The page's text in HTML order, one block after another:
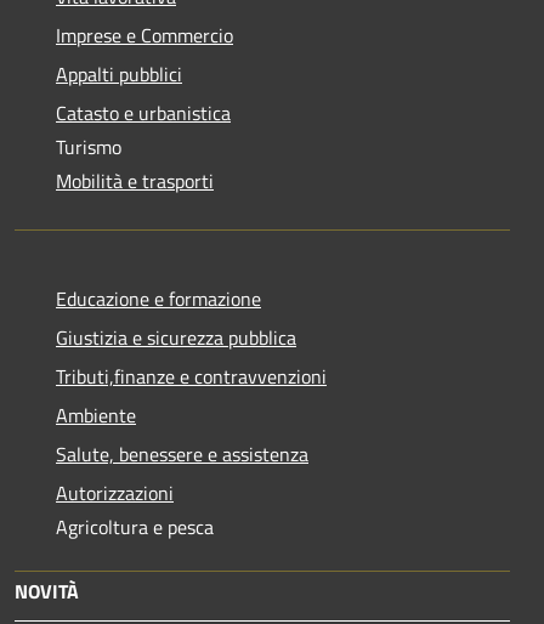
Imprese e Commercio
Appalti pubblici
Catasto e urbanistica
Turismo
Mobilità e trasporti
Educazione e formazione
Giustizia e sicurezza pubblica
Tributi,finanze e contravvenzioni
Ambiente
Salute, benessere e assistenza
Autorizzazioni
Agricoltura e pesca
NOVITÀ